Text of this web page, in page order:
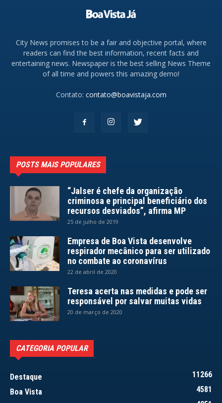
City News promises to be a fair and objective portal, where
readers can find the best information, recent facts and
entertaining news. Newspaper is the best selling News Theme
of all time and powers this amazing demo!
Contato: contato@boavistaja.com
POSTS MAIS POPULARES
“Jalser é chefe da organização
criminosa e principal beneficiário dos
recursos desviados”, afirma MP
25 de julho de 2019
Empresa de Boa Vista desenvolve
respirador mecânico para ser utilizado
no combate ao coronavírus
22 de abril de 2020
Teresa acerta nas medidas e pode ser
responsável por salvar muitas vidas
20 de março de 2020
CATEGORIA POPULAR
Destaque
11266
Boa Vista
4581